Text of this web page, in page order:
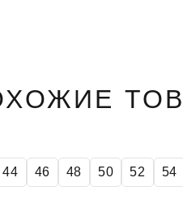
44 46 48 50 52 54